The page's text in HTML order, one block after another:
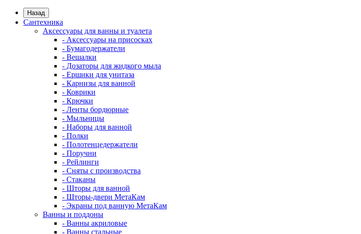
Назад
Сантехника
Аксессуары для ванны и туалета
- Аксессуары на присосках
- Бумагодержатели
- Вешалки
- Дозаторы для жидкого мыла
- Ершики для унитаза
- Карнизы для ванной
- Коврики
- Крючки
- Ленты бордюрные
- Мыльницы
- Наборы для ванной
- Полки
- Полотенцедержатели
- Поручни
- Рейлинги
- Сняты с производства
- Стаканы
- Шторы для ванной
- Шторы-двери МетаКам
- Экраны под ванную МетаКам
Ванны и поддоны
- Ванны акриловые
- Ванны стальные